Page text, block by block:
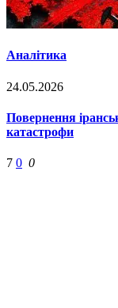
Аналітика
24.05.2026
Повернення
катастрофи
7 0 0